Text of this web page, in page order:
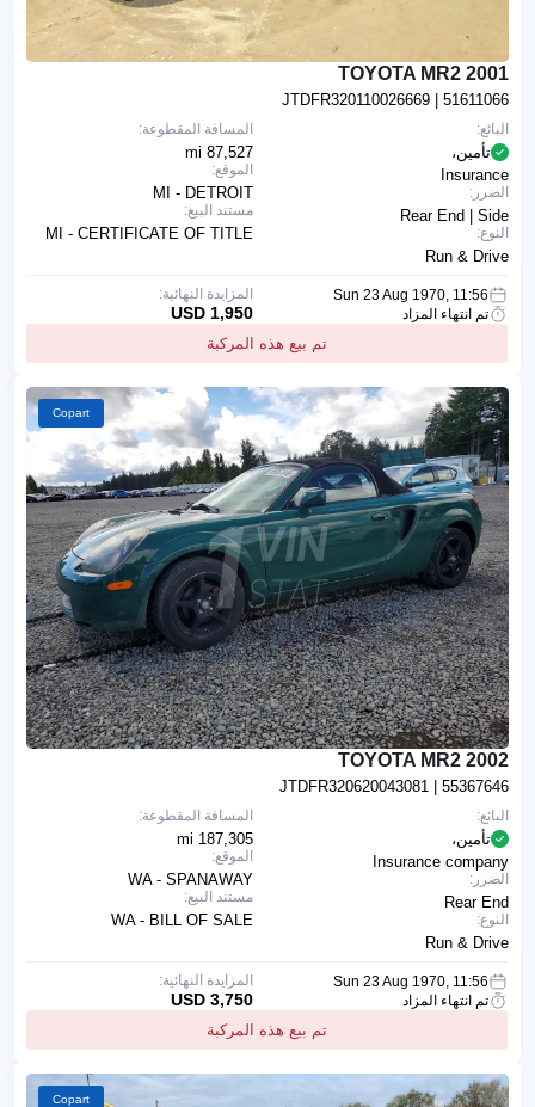
2001 TOYOTA MR2
JTDFR320110026669 | 51611066
المسافة المقطوعة:
87,527 mi
الموقع:
MI - DETROIT
مستند البيع:
MI - CERTIFICATE OF TITLE
البائع:
تأمين،
Insurance
الضرر:
Rear End | Side
النوع:
Run & Drive
Sun 23 Aug 1970, 11:56
تم انتهاء المزاد
تم بيع هذه المركبة
المزايدة النهائية:
1,950 USD
Copart
2002 TOYOTA MR2
JTDFR320620043081 | 55367646
المسافة المقطوعة:
187,305 mi
الموقع:
WA - SPANAWAY
مستند البيع:
WA - BILL OF SALE
البائع:
تأمين،
Insurance company
الضرر:
Rear End
النوع:
Run & Drive
Sun 23 Aug 1970, 11:56
تم انتهاء المزاد
تم بيع هذه المركبة
المزايدة النهائية:
3,750 USD
Copart